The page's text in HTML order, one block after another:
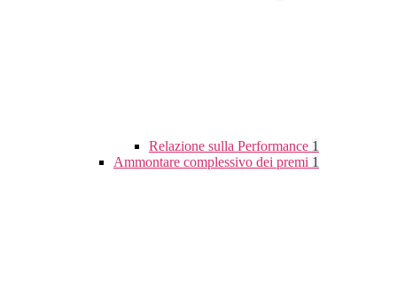
Relazione sulla Performance 1
Ammontare complessivo dei premi 1